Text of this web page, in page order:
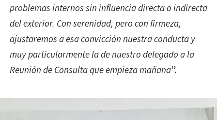
problemas internos sin influencia directa o indirecta
del exterior. Con serenidad, pero con firmeza,
ajustaremos a esa convicción nuestra conducta y
muy particularmente la de nuestro delegado a la
Reunión de Consulta que empieza mañana”.